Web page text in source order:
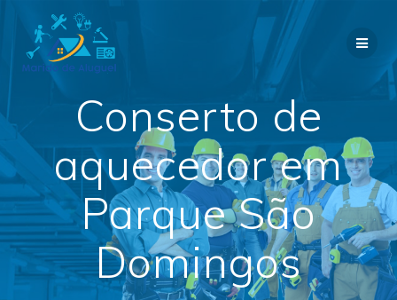
Conserto de
aquecedor em
Parque São
Domingos